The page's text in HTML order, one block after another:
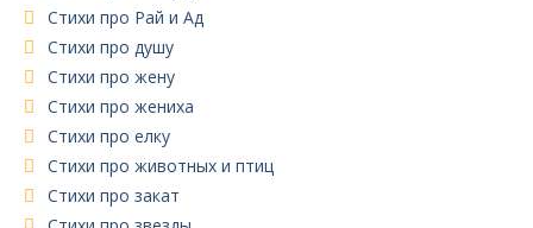
Стихи про Рай и Ад
Стихи про душу
Стихи про жену
Стихи про жениха
Стихи про елку
Стихи про животных и птиц
Стихи про закат